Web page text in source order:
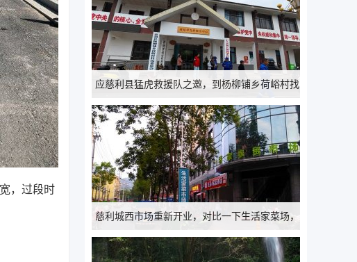
，过段时
应慈利县猛虎救援队之邀，到杨柳铺乡荷峪村找
人全过程
慈利城西市场重新开业，对比一下生活家菜场，
你怎么看？